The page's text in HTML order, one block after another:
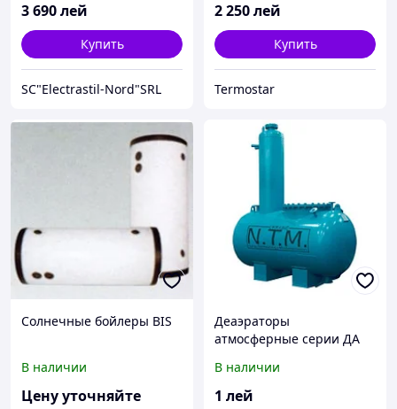
3 690лей
Купить
SC"Electrastil-Nord"SRL
2 250лей
Купить
Termostar
Солнечные бойлеры BIS
В наличии
Цену уточняйте
Деаэраторы
атмосферные серии ДА
В наличии
1 лей